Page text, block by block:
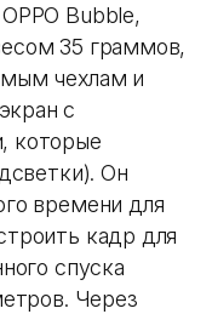
Bubble,
35 граммов,
чехлам и
с
которые
Он
времени для
кадр для
спуска
Через